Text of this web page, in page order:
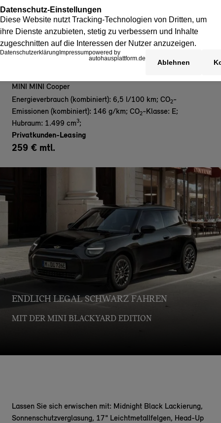
MINI MINI Cooper
Energieverbrauch (kombiniert): 6,5 l/100 km; CO2-
Emissionen (kombiniert): 146 g/km; CO2-Klasse: E;
Hubraum: 1.499 cm3;
Privatkunden-Leasing
259 € mtl.
ENDLICH LEGAL SCHWARZ FAHREN
MIT DER MINI BLACKYARD EDITION
Lassen Sie sich erwischen mit: Midnight Black Lackierung,
Sonnenschutzverglasung, 17" Leichtmetallfelgen, Head-Up